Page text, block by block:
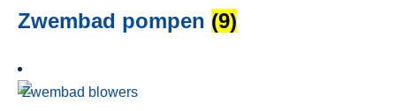
Zwembad pompen (9)